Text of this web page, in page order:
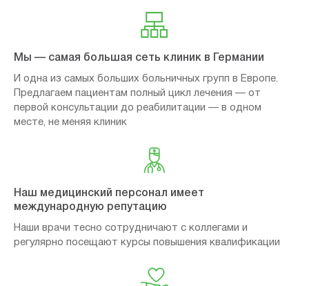
Мы — самая большая сеть клиник в Германии
И одна из самых больших больничных групп в Европе.
Предлагаем пациентам полный цикл лечения — от
первой консультации до реабилитации — в одном
месте, не меняя клиник
Наш медицинский персонал имеет
международную репутацию
Наши врачи тесно сотрудничают с коллегами и
регулярно посещают курсы повышения квалификации